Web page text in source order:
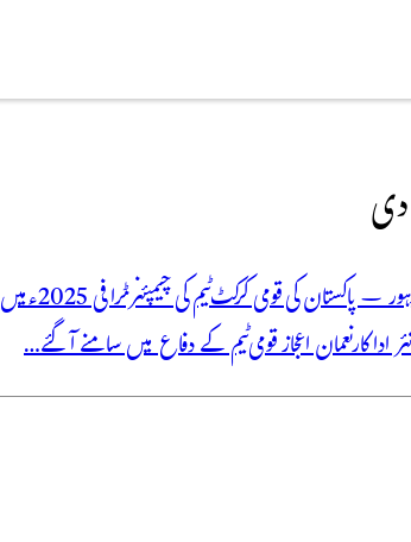
نعمان اعجاز قومی کرکٹ ٹیم کے دفاع میں بول پڑے، شکست پر اسد صدیقی کی تنقید لاہور – پاکستان کی قومی کرکٹ ٹیم کی چیمپئنز ٹرافی 2025ء میں
نعمان اعجاز قومی ٹیم کے دفاع میں سامنے آ گئے…